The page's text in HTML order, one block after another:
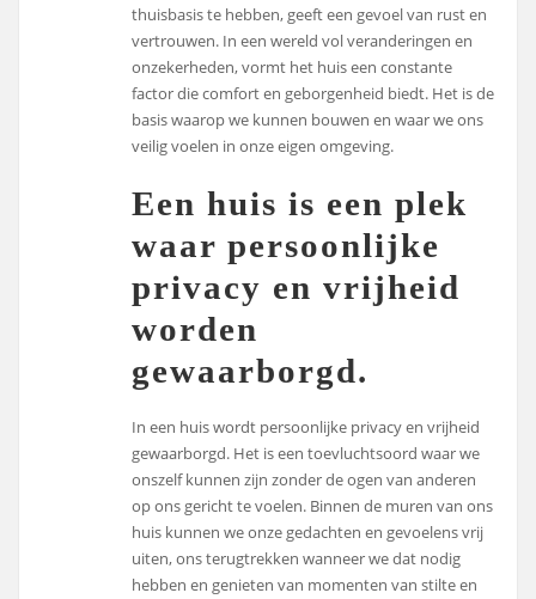
thuisbasis te hebben, geeft een gevoel van rust en
vertrouwen. In een wereld vol veranderingen en
onzekerheden, vormt het huis een constante
factor die comfort en geborgenheid biedt. Het is de
basis waarop we kunnen bouwen en waar we ons
veilig voelen in onze eigen omgeving.
Een huis is een plek
waar persoonlijke
privacy en vrijheid
worden
gewaarborgd.
In een huis wordt persoonlijke privacy en vrijheid
gewaarborgd. Het is een toevluchtsoord waar we
onszelf kunnen zijn zonder de ogen van anderen
op ons gericht te voelen. Binnen de muren van ons
huis kunnen we onze gedachten en gevoelens vrij
uiten, ons terugtrekken wanneer we dat nodig
hebben en genieten van momenten van stilte en